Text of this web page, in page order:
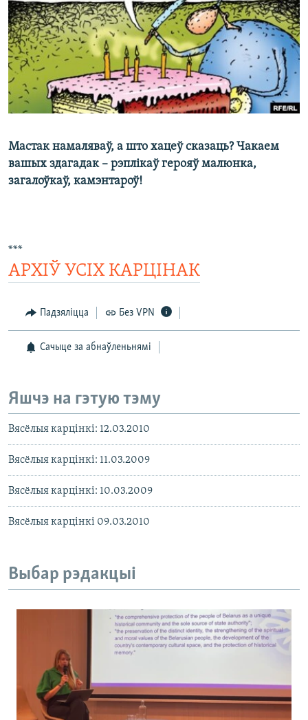
КУЛЬТУРА
КАЛЯНДАР
МОВА
НА ХВАЛЯХ СВАБОДЫ
Мастак намаляваў, а што хацеў сказаць? Чакаем
вашыx здагадак – рэплікаў герояў малюнка,
загалоўкаў, камэнтароў!
***
АРХІЎ УСІХ КАРЦІНАК
Падзяліцца Без VPN
Сачыце за абнаўленьнямі
Яшчэ на гэтую тэму
Вясёлыя карцінкі: 12.03.2010
Вясёлыя карцінкі: 11.03.2009
Вясёлыя карцінкі: 10.03.2009
Вясёлыя карцінкі 09.03.2010
Выбар рэдакцыі